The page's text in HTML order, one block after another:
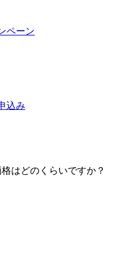
ペーン
込み
はどのくらいですか？